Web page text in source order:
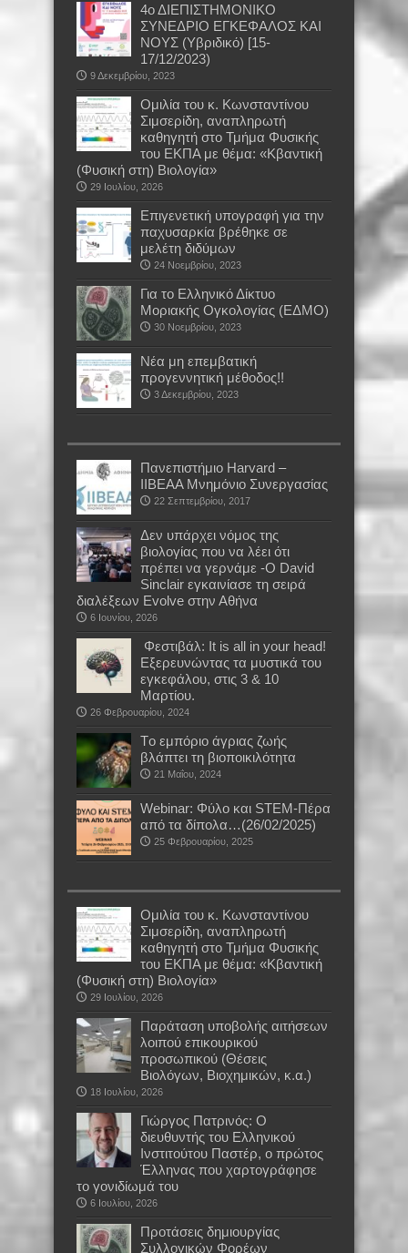
4ο ΔΙΕΠΙΣΤΗΜΟΝΙΚΟ
ΣΥΝΕΔΡΙΟ ΕΓΚΕΦΑΛΟΣ ΚΑΙ
ΝΟΥΣ (Υβριδικό) [15-
17/12/2023)
9 Δεκεμβρίου, 2023
Oμιλία του κ. Κωνσταντίνου
Σιμσερίδη, αναπληρωτή
καθηγητή στο Τμήμα Φυσικής
του ΕΚΠΑ με θέμα: «Κβαντική
(Φυσική στη) Βιολογία»
29 Ιουλίου, 2026
Επιγενετική υπογραφή για την
παχυσαρκία βρέθηκε σε
μελέτη διδύμων
24 Νοεμβρίου, 2023
Για το Ελληνικό Δίκτυο
Μοριακής Ογκολογίας (ΕΔΜΟ)
30 Νοεμβρίου, 2023
Νέα μη επεμβατική
προγεννητική μέθοδος!!
3 Δεκεμβρίου, 2023
Πανεπιστήμιο Harvard –
IIBEAA Μνημόνιο Συνεργασίας
22 Σεπτεμβρίου, 2017
Δεν υπάρχει νόμος της
βιολογίας που να λέει ότι
πρέπει να γερνάμε -Ο David
Sinclair εγκαινίασε τη σειρά
διαλέξεων Evolve στην Αθήνα
6 Ιουνίου, 2026
Φεστιβάλ: It is all in your head!
Εξερευνώντας τα μυστικά του
εγκεφάλου, στις 3 & 10
Μαρτίου.
26 Φεβρουαρίου, 2024
Tο εμπόριο άγριας ζωής
βλάπτει τη βιοποικιλότητα
21 Μαΐου, 2024
Webinar: Φύλο και STEM-Πέρα
από τα δίπολα…(26/02/2025)
25 Φεβρουαρίου, 2025
Oμιλία του κ. Κωνσταντίνου
Σιμσερίδη, αναπληρωτή
καθηγητή στο Τμήμα Φυσικής
του ΕΚΠΑ με θέμα: «Κβαντική
(Φυσική στη) Βιολογία»
29 Ιουλίου, 2026
Παράταση υποβολής αιτήσεων
λοιπού επικουρικού
προσωπικού (Θέσεις
Βιολόγων, Βιοχημικών, κ.α.)
18 Ιουλίου, 2026
Γιώργος Πατρινός: Ο
διευθυντής του Ελληνικού
Ινστιτούτου Παστέρ, ο πρώτος
Έλληνας που χαρτογράφησε
το γονιδίωμά του
6 Ιουλίου, 2026
Προτάσεις δημιουργίας
Συλλογικών Φορέων